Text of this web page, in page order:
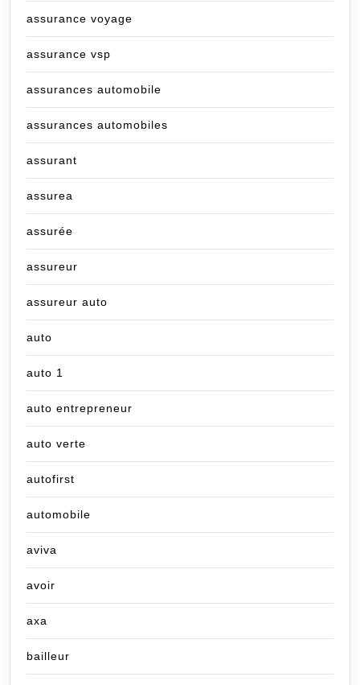
assurance voyage
assurance vsp
assurances automobile
assurances automobiles
assurant
assurea
assurée
assureur
assureur auto
auto
auto 1
auto entrepreneur
auto verte
autofirst
automobile
aviva
avoir
axa
bailleur